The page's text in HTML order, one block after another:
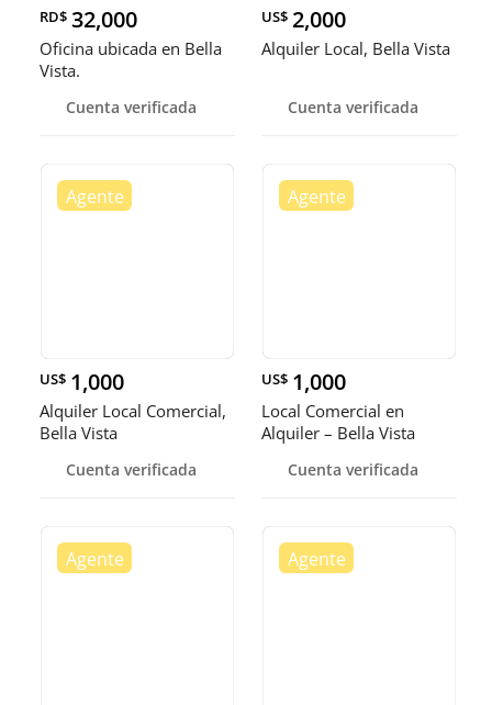
RD$ 32,000
Oficina ubicada en Bella
Vista.
Cuenta verificada
US$ 2,000
Alquiler Local, Bella Vista
Cuenta verificada
US$ 1,000
Alquiler Local Comercial,
Bella Vista
Cuenta verificada
US$ 1,000
Local Comercial en
Alquiler – Bella Vista
Cuenta verificada